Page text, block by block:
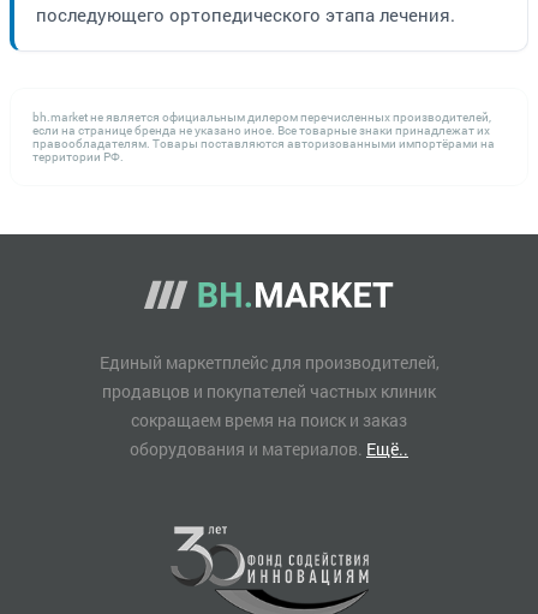
последующего ортопедического этапа лечения.
bh.market не является официальным дилером перечисленных производителей,
если на странице бренда не указано иное. Все товарные знаки принадлежат их
правообладателям. Товары поставляются авторизованными импортёрами на
территории РФ.
Единый маркетплейс для производителей,
продавцов и покупателей частных клиник
сокращаем время на поиск и заказ
оборудования и материалов. Ещё..